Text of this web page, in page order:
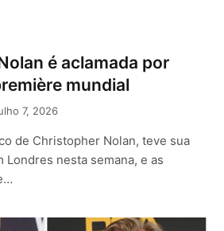
é aclamada por
mundial
7, 2026
de Christopher Nolan, teve sua
Londres nesta semana, e as